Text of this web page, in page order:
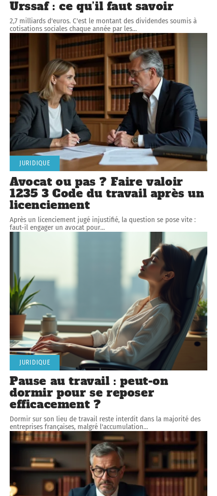
Urssaf : ce qu’il faut savoir
2,7 milliards d'euros. C'est le montant des dividendes soumis à
cotisations sociales chaque année par les…
JURIDIQUE
Avocat ou pas ? Faire valoir
1235 3 Code du travail après un
licenciement
Après un licenciement jugé injustifié, la question se pose vite :
faut-il engager un avocat pour…
JURIDIQUE
Pause au travail : peut-on
dormir pour se reposer
efficacement ?
Dormir sur son lieu de travail reste interdit dans la majorité des
entreprises françaises, malgré l'accumulation…